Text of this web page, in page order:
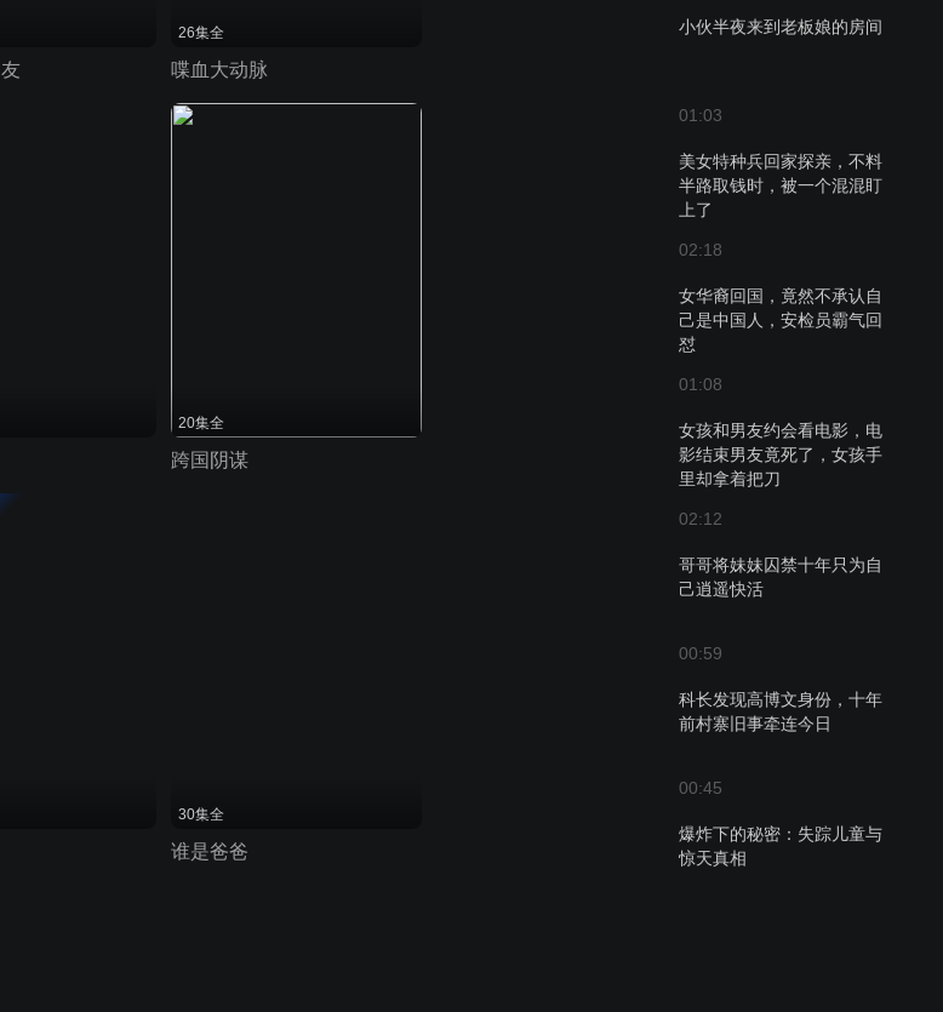
小伙半夜来到老板娘的房间
01:03
美女特种兵回家探亲，不料
半路取钱时，被一个混混盯
上了
02:18
女华裔回国，竟然不承认自
己是中国人，安检员霸气回
怼
01:08
女孩和男友约会看电影，电
影结束男友竟死了，女孩手
里却拿着把刀
02:12
哥哥将妹妹囚禁十年只为自
己逍遥快活
00:59
科长发现高博文身份，十年
前村寨旧事牵连今日
00:45
爆炸下的秘密：失踪儿童与
惊天真相
26集全
喋血大动脉
20集全
跨国阴谋
30集全
谁是爸爸